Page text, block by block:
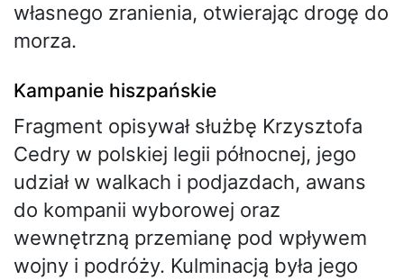
własnego zranienia, otwierając drogę do
morza.
Kampanie hiszpańskie
Fragment opisywał służbę Krzysztofa
Cedry w polskiej legii północnej, jego
udział w walkach i podjazdach, awans
do kompanii wyborowej oraz
wewnętrzną przemianę pod wpływem
wojny i podróży. Kulminacją była jego